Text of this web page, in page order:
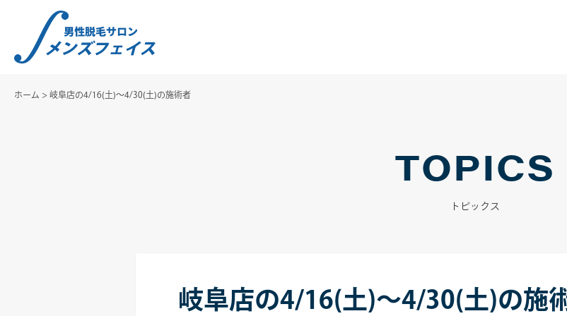
ホーム > 岐阜店の4/16(土)～4/30(土)の施術者
TOPICS
トピックス
岐阜店の4/16(土)～4/30(土)の施